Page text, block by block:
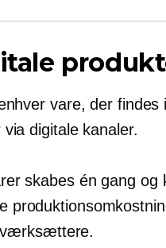
vare, der findes
digitale kanaler.
skabes én gang